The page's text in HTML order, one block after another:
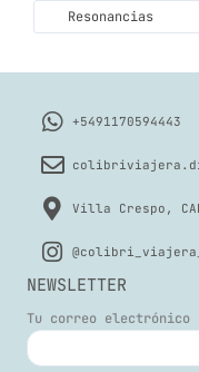
Resonancias
+5491170594443
Villa Crespo,
NEWSLETTER
Tu correo electrónico